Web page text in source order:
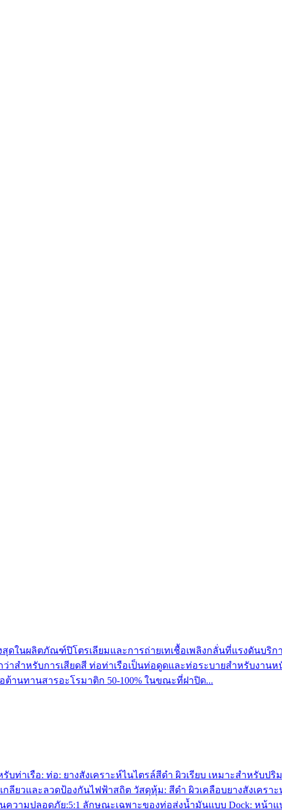
ในผลิตภัณฑ์ปิโตรเลียมและการถ่ายเทเชื้อเพลิงกลั่นที่แรงดันบริก
สำหรับการเสียดสี ท่อท่าเรือเป็นท่อดูดและท่อระบายสำหรับงาน
ต้านทานสารอะโรมาติก 50-100% ในขณะที่ฝาปิด...
าเรือ: ท่อ: ยางสังเคราะห์ไนไตรล์สีดำ ผิวเรียบ เหมาะสำหรับปริ
ลียวและลวดป้องกันไฟฟ้าสถิต วัสดุหุ้ม: สีดำ ผิวเคลือบยางสังเคร
นความปลอดภัย:5:1 ลักษณะเฉพาะของท่อส่งน้ำมันแบบ Dock: หน้